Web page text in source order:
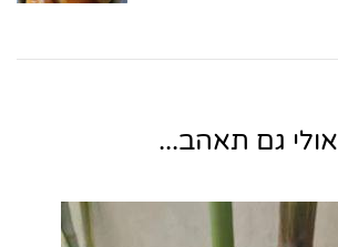
אולי גם תאהב...